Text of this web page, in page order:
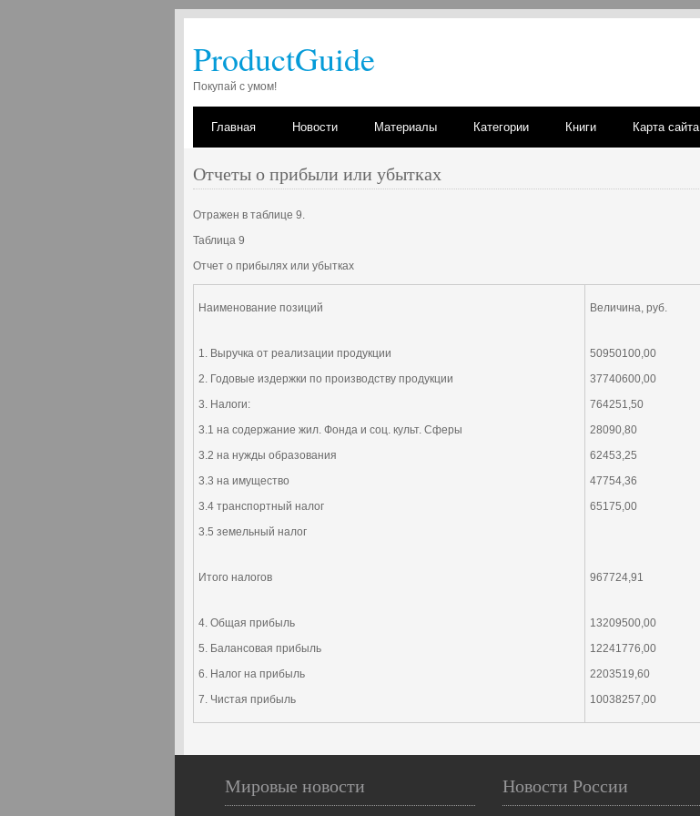
ProductGuide
Покупай с умом!
Главная Новости Материалы Категории Книги Карта сайта
Отчеты о прибыли или убытках
Отражен в таблице 9.
Таблица 9
Отчет о прибылях или убытках
Наименование позиций Величина, руб.
1. Выручка от реализации продукции
2. Годовые издержки по производству продукции
3. Налоги:
3.1 на содержание жил. Фонда и соц. культ. Сферы
3.2 на нужды образования
3.3 на имущество
3.4 транспортный налог
3.5 земельный налог
50950100,00
37740600,00
764251,50
28090,80
62453,25
47754,36
65175,00
Итого налогов 967724,91
4. Общая прибыль
5. Балансовая прибыль
6. Налог на прибыль
7. Чистая прибыль
13209500,00
12241776,00
2203519,60
10038257,00
Новости России
Мировые новости